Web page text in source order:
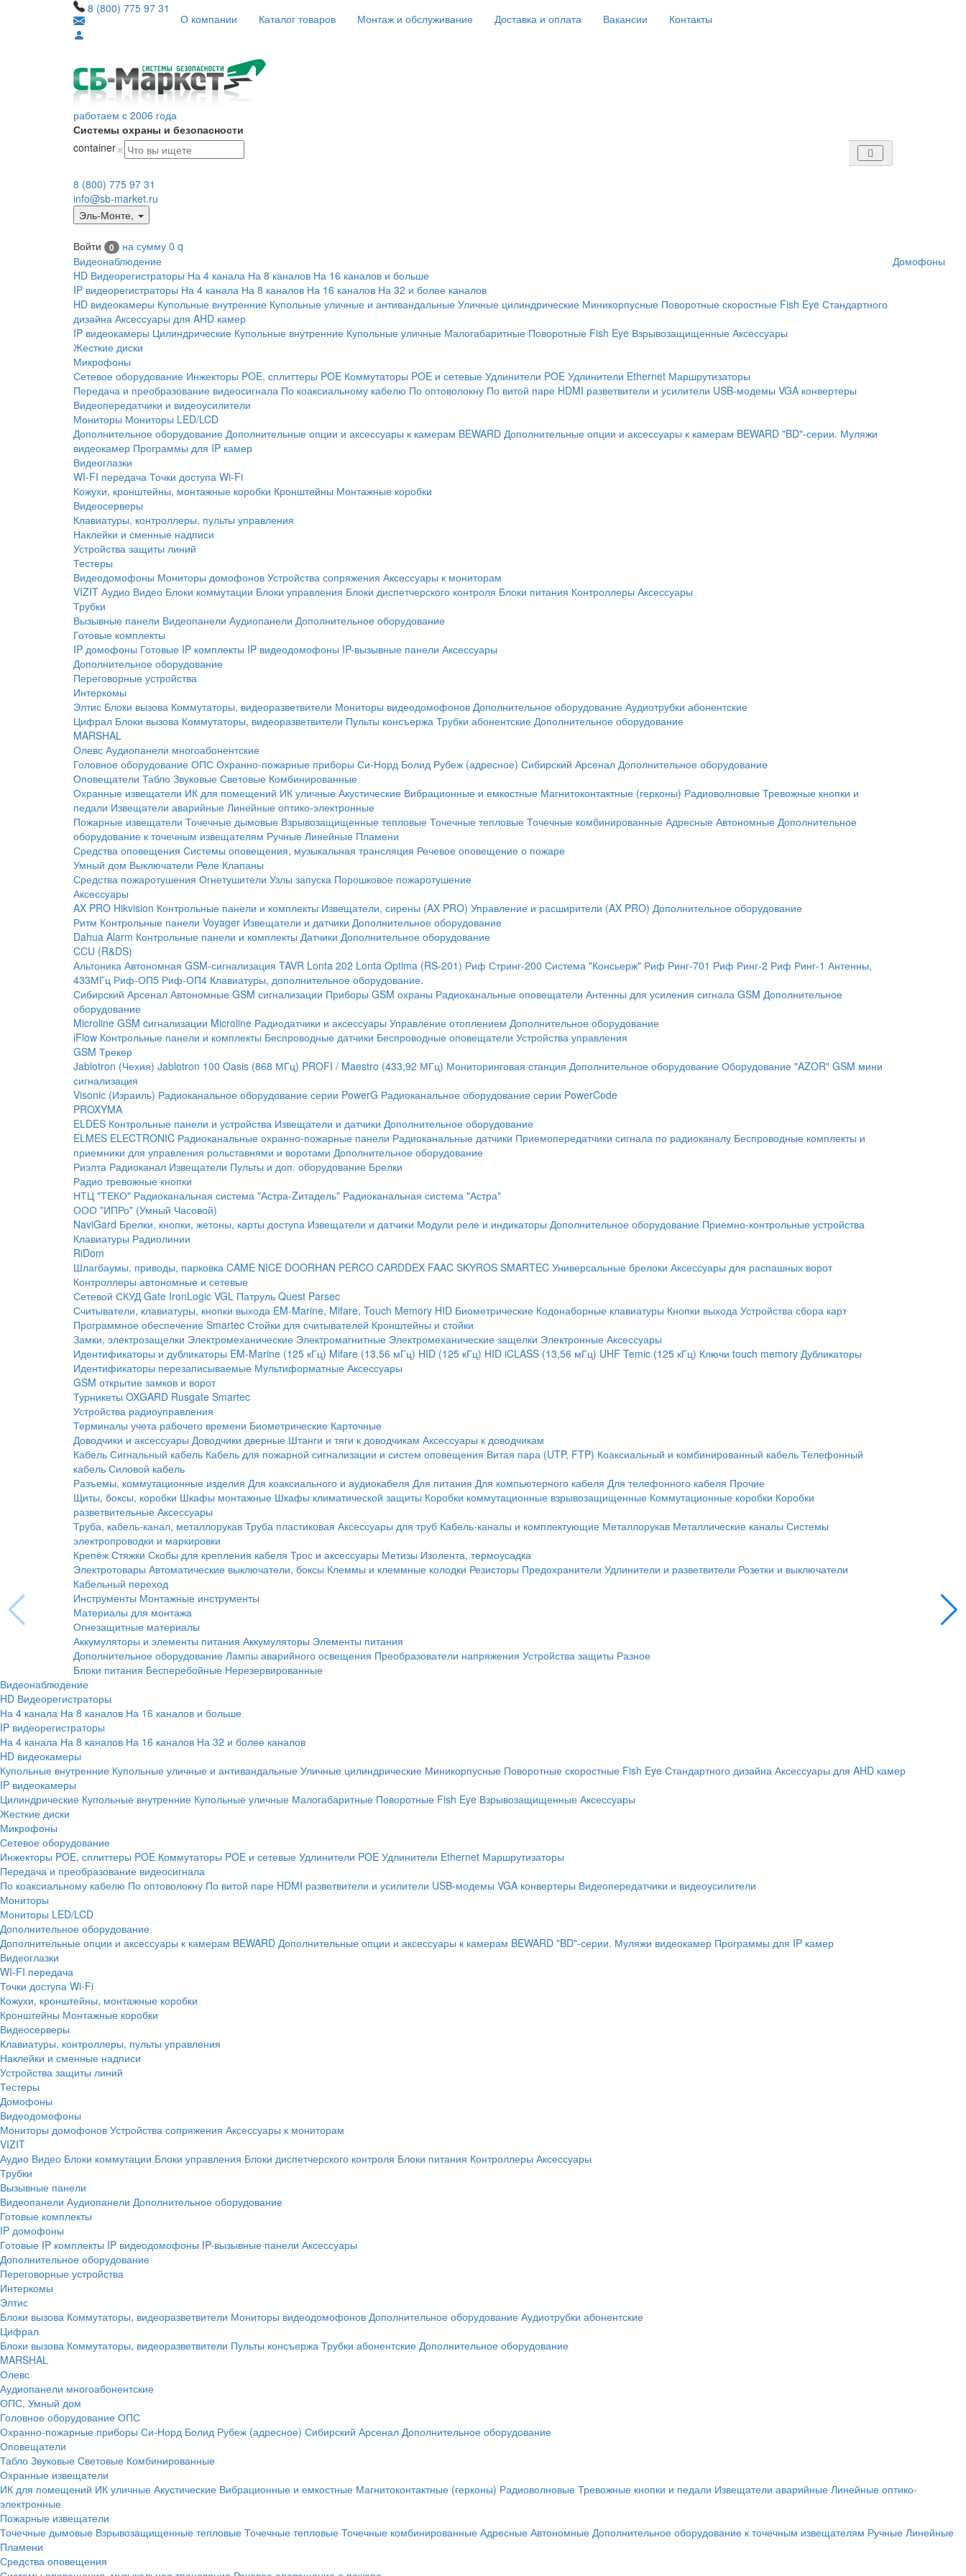
8 (800) 775 97 31
О компании Каталог товаров Монтаж и обслуживание Доставка и оплата Вакансии Контакты
работаем с 2006 года
Системы охраны и безопасности
container×
8 (800) 775 97 31
info@sb-market.ru
Эль-Монте,
Войти 0 на сумму 0 q
Видеонаблюдение
Домофоны
HD Видеорегистраторы На 4 канала На 8 каналов На 16 каналов и больше
IP видеорегистраторы На 4 канала На 8 каналов На 16 каналов На 32 и более каналов
HD видеокамеры Купольные внутренние Купольные уличные и антивандальные Уличные цилиндрические Миникорпусные Поворотные скоростные Fish Eye Стандартного
дизайна Аксессуары для AHD камер
IP видеокамеры Цилиндрические Купольные внутренние Купольные уличные Малогабаритные Поворотные Fish Eye Взрывозащищенные Аксессуары
Жесткие диски
Микрофоны
Сетевое оборудование Инжекторы POE, сплиттеры POE Коммутаторы POE и сетевые Удлинители POE Удлинители Ethernet Маршрутизаторы
Передача и преобразование видеосигнала По коаксиальному кабелю По оптоволокну По витой паре HDMI разветвители и усилители USB-модемы VGA конвертеры
Видеопередатчики и видеоусилители
Мониторы Мониторы LED/LCD
Дополнительное оборудование Дополнительные опции и аксессуары к камерам BEWARD Дополнительные опции и аксессуары к камерам BEWARD "BD"-серии. Муляжи
видеокамер Программы для IP камер
Видеоглазки
WI-FI передача Точки доступа Wi-Fi
Кожухи, кронштейны, монтажные коробки Кронштейны Монтажные коробки
Видеосерверы
Клавиатуры, контроллеры, пульты управления
Наклейки и сменные надписи
Устройства защиты линий
Тестеры
Видеодомофоны Мониторы домофонов Устройства сопряжения Аксессуары к мониторам
VIZIT Аудио Видео Блоки коммутации Блоки управления Блоки диспетчерского контроля Блоки питания Контроллеры Аксессуары
Трубки
Вызывные панели Видеопанели Аудиопанели Дополнительное оборудование
Готовые комплекты
IP домофоны Готовые IP комплекты IP видеодомофоны IP-вызывные панели Аксессуары
Дополнительное оборудование
Переговорные устройства
Интеркомы
Элтис Блоки вызова Коммутаторы, видеоразветвители Мониторы видеодомофонов Дополнительное оборудование Аудиотрубки абонентские
Цифрал Блоки вызова Коммутаторы, видеоразветвители Пульты консъержа Трубки абонентские Дополнительное оборудование
MARSHAL
Олевс Аудиопанели многоабонентские
Головное оборудование ОПС Охранно-пожарные приборы Си-Норд Болид Рубеж (адресное) Сибирский Арсенал Дополнительное оборудование
Оповещатели Табло Звуковые Световые Комбинированные
Охранные извещатели ИК для помещений ИК уличные Акустические Вибрационные и емкостные Магнитоконтактные (герконы) Радиоволновые Тревожные кнопки и
педали Извещатели аварийные Линейные оптико-электронные
Пожарные извещатели Точечные дымовые Взрывозащищенные тепловые Точечные тепловые Точечные комбинированные Адресные Автономные Дополнительное
оборудование к точечным извещателям Ручные Линейные Пламени
Средства оповещения Системы оповещения, музыкальная трансляция Речевое оповещение о пожаре
Умный дом Выключатели Реле Клапаны
Средства пожаротушения Огнетушители Узлы запуска Порошковое пожаротушение
Аксессуары
AX PRO Hikvision Контрольные панели и комплекты Извещатели, сирены (AX PRO) Управление и расширители (AX PRO) Дополнительное оборудование
Ритм Контрольные панели Voyager Извещатели и датчики Дополнительное оборудование
Dahua Alarm Контрольные панели и комплекты Датчики Дополнительное оборудование
CCU (R&DS)
Альтоника Автономная GSM-сигнализация TAVR Lonta 202 Lonta Optima (RS-201) Риф Стринг-200 Система "Консьерж" Риф Ринг-701 Риф Ринг-2 Риф Ринг-1 Антенны,
433МГц Риф-ОП5 Риф-ОП4 Клавиатуры, дополнительное оборудование.
Сибирский Арсенал Автономные GSM сигнализации Приборы GSM охраны Радиоканальные оповещатели Антенны для усиления сигнала GSM Дополнительное
оборудование
Microline GSM cигнализации Microline Радиодатчики и аксессуары Управление отоплением Дополнительное оборудование
iFlow Контрольные панели и комплекты Беспроводные датчики Беспроводные оповещатели Устройства управления
GSM Трекер
Jablotron (Чехия) Jablotron 100 Oasis (868 МГц) PROFI / Maestro (433,92 МГц) Мониторинговая станция Дополнительное оборудование Оборудование "AZOR" GSM мини
сигнализация
Visonic (Израиль) Радиоканальное оборудование серии PowerG Радиоканальное оборудование серии PowerCode
PROXYMA
ELDES Контрольные панели и устройства Извещатели и датчики Дополнительное оборудование
ELMES ELECTRONIC Радиоканальные охранно-пожарные панели Радиоканальные датчики Приемопередатчики сигнала по радиоканалу Беспроводные комплекты и
приемники для управления рольставнями и воротами Дополнительное оборудование
Риэлта Радиоканал Извещатели Пульты и доп. оборудование Брелки
Радио тревожные кнопки
НТЦ "ТЕКО" Радиоканальная система "Астра-Zитадель" Радиоканальная система "Астра"
ООО "ИПРо" (Умный Часовой)
NaviGard Брелки, кнопки, жетоны, карты доступа Извещатели и датчики Модули реле и индикаторы Дополнительное оборудование Приемно-контрольные устройства
Клавиатуры Радиолинии
RiDom
Шлагбаумы, приводы, парковка CAME NICE DOORHAN PERCO CARDDEX FAAC SKYROS SMARTEC Универсальные брелоки Аксессуары для распашных ворот
Контроллеры автономные и сетевые
Сетевой СКУД Gate IronLogic VGL Патруль Quest Parsec
Считыватели, клавиатуры, кнопки выхода EM-Marine, Mifare, Touch Memory HID Биометрические Кодонаборные клавиатуры Кнопки выхода Устройства сбора карт
Программное обеспечение Smartec Стойки для считывателей Кронштейны и стойки
Замки, электрозащелки Электромеханические Электромагнитные Электромеханические защелки Электронные Аксессуары
Идентификаторы и дубликаторы EM-Marine (125 кГц) Mifare (13,56 мГц) HID (125 кГц) HID iCLASS (13,56 мГц) UHF Temic (125 кГц) Ключи touch memory Дубликаторы
Идентификаторы перезаписываемые Мультиформатные Аксессуары
GSM открытие замков и ворот
Турникеты OXGARD Rusgate Smartec
Устройства радиоуправления
Терминалы учета рабочего времени Биометрические Карточные
Доводчики и аксессуары Доводчики дверные Штанги и тяги к доводчикам Аксессуары к доводчикам
Кабель Сигнальный кабель Кабель для пожарной сигнализации и систем оповещения Витая пара (UTP, FTP) Коаксиальный и комбинированный кабель Телефонный
кабель Силовой кабель
Разъемы, коммутационные изделия Для коаксиального и аудиокабеля Для питания Для компьютерного кабеля Для телефонного кабеля Прочие
Щиты, боксы, коробки Шкафы монтажные Шкафы климатической защиты Коробки коммутационные взрывозащищенные Коммутационные коробки Коробки
разветвительные Аксессуары
Труба, кабель-канал, металлорукав Труба пластиковая Аксессуары для труб Кабель-каналы и комплектующие Металлорукав Металлические каналы Системы
электропроводки и маркировки
Крепёж Стяжки Скобы для крепления кабеля Трос и аксессуары Метизы Изолента, термоусадка
Электротовары Автоматические выключатели, боксы Клеммы и клеммные колодки Резисторы Предохранители Удлинители и разветвители Розетки и выключатели
Кабельный переход
Инструменты Монтажные инструменты
Материалы для монтажа
Огнезащитные материалы
Аккумуляторы и элементы питания Аккумуляторы Элементы питания
Дополнительное оборудование Лампы аварийного освещения Преобразователи напряжения Устройства защиты Разное
Блоки питания Бесперебойные Нерезервированные
Видеонаблюдение
HD Видеорегистраторы
На 4 канала На 8 каналов На 16 каналов и больше
IP видеорегистраторы
На 4 канала На 8 каналов На 16 каналов На 32 и более каналов
HD видеокамеры
Купольные внутренние Купольные уличные и антивандальные Уличные цилиндрические Миникорпусные Поворотные скоростные Fish Eye Стандартного дизайна Аксессуары для AHD камер
IP видеокамеры
Цилиндрические Купольные внутренние Купольные уличные Малогабаритные Поворотные Fish Eye Взрывозащищенные Аксессуары
Жесткие диски
Микрофоны
Сетевое оборудование
Инжекторы POE, сплиттеры POE Коммутаторы POE и сетевые Удлинители POE Удлинители Ethernet Маршрутизаторы
Передача и преобразование видеосигнала
По коаксиальному кабелю По оптоволокну По витой паре HDMI разветвители и усилители USB-модемы VGA конвертеры Видеопередатчики и видеоусилители
Мониторы
Мониторы LED/LCD
Дополнительное оборудование
Дополнительные опции и аксессуары к камерам BEWARD Дополнительные опции и аксессуары к камерам BEWARD "BD"-серии. Муляжи видеокамер Программы для IP камер
Видеоглазки
WI-FI передача
Точки доступа Wi-Fi
Кожухи, кронштейны, монтажные коробки
Кронштейны Монтажные коробки
Видеосерверы
Клавиатуры, контроллеры, пульты управления
Наклейки и сменные надписи
Устройства защиты линий
Тестеры
Домофоны
Видеодомофоны
Мониторы домофонов Устройства сопряжения Аксессуары к мониторам
VIZIT
Аудио Видео Блоки коммутации Блоки управления Блоки диспетчерского контроля Блоки питания Контроллеры Аксессуары
Трубки
Вызывные панели
Видеопанели Аудиопанели Дополнительное оборудование
Готовые комплекты
IP домофоны
Готовые IP комплекты IP видеодомофоны IP-вызывные панели Аксессуары
Дополнительное оборудование
Переговорные устройства
Интеркомы
Элтис
Блоки вызова Коммутаторы, видеоразветвители Мониторы видеодомофонов Дополнительное оборудование Аудиотрубки абонентские
Цифрал
Блоки вызова Коммутаторы, видеоразветвители Пульты консъержа Трубки абонентские Дополнительное оборудование
MARSHAL
Олевс
Аудиопанели многоабонентские
ОПС, Умный дом
Головное оборудование ОПС
Охранно-пожарные приборы Си-Норд Болид Рубеж (адресное) Сибирский Арсенал Дополнительное оборудование
Оповещатели
Табло Звуковые Световые Комбинированные
Охранные извещатели
ИК для помещений ИК уличные Акустические Вибрационные и емкостные Магнитоконтактные (герконы) Радиоволновые Тревожные кнопки и педали Извещатели аварийные Линейные оптико-
электронные
Пожарные извещатели
Точечные дымовые Взрывозащищенные тепловые Точечные тепловые Точечные комбинированные Адресные Автономные Дополнительное оборудование к точечным извещателям Ручные Линейные
Пламени
Средства оповещения